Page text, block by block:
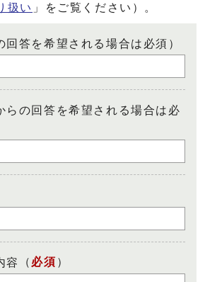
扱い 」をご覧ください）。
回答を希望される場合は必須）
らの回答を希望される場合は必
容 （ 必須 ）